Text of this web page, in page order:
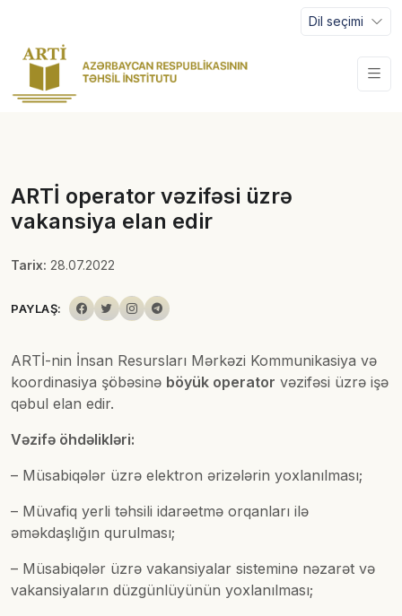
Dil seçimi
ARTİ operator vəzifəsi üzrə
vakansiya elan edir
Tarix: 28.07.2022
PAYLAŞ:
ARTİ-nin İnsan Resursları Mərkəzi Kommunikasiya və
koordinasiya şöbəsinə böyük operator vəzifəsi üzrə işə
qəbul elan edir.
Vəzifə öhdəlikləri:
– Müsabiqələr üzrə elektron ərizələrin yoxlanılması;
– Müvafiq yerli təhsili idarəetmə orqanları ilə
əməkdaşlığın qurulması;
– Müsabiqələr üzrə vakansiyalar sisteminə nəzarət və
vakansiyaların düzgünlüyünün yoxlanılması;